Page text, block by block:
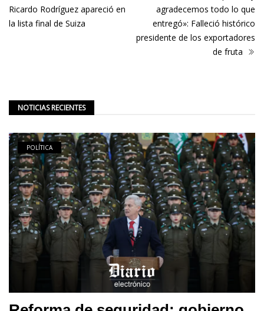
Ricardo Rodríguez apareció en
la lista final de Suiza
agradecemos todo lo que
entregó»: Falleció histórico
presidente de los exportadores
de fruta
NOTICIAS RECIENTES
POLÍTICA